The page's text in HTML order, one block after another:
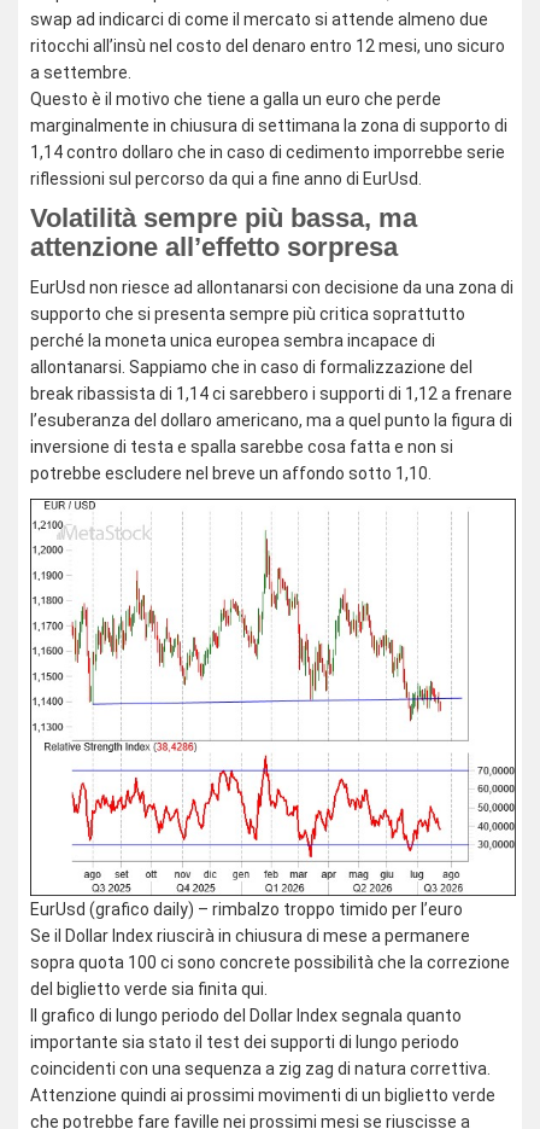
swap ad indicarci di come il mercato si attende almeno due
ritocchi all’insù nel costo del denaro entro 12 mesi, uno sicuro
a settembre.
Questo è il motivo che tiene a galla un euro che perde
marginalmente in chiusura di settimana la zona di supporto di
1,14 contro dollaro che in caso di cedimento imporrebbe serie
riflessioni sul percorso da qui a fine anno di EurUsd.
Volatilità sempre più bassa, ma
attenzione all’effetto sorpresa
EurUsd non riesce ad allontanarsi con decisione da una zona di
supporto che si presenta sempre più critica soprattutto
perché la moneta unica europea sembra incapace di
allontanarsi. Sappiamo che in caso di formalizzazione del
break ribassista di 1,14 ci sarebbero i supporti di 1,12 a frenare
l’esuberanza del dollaro americano, ma a quel punto la figura di
inversione di testa e spalla sarebbe cosa fatta e non si
potrebbe escludere nel breve un affondo sotto 1,10.
EurUsd (grafico daily) – rimbalzo troppo timido per l’euro
Se il Dollar Index riuscirà in chiusura di mese a permanere
sopra quota 100 ci sono concrete possibilità che la correzione
del biglietto verde sia finita qui.
Il grafico di lungo periodo del Dollar Index segnala quanto
importante sia stato il test dei supporti di lungo periodo
coincidenti con una sequenza a zig zag di natura correttiva.
Attenzione quindi ai prossimi movimenti di un biglietto verde
che potrebbe fare faville nei prossimi mesi se riuscisse a